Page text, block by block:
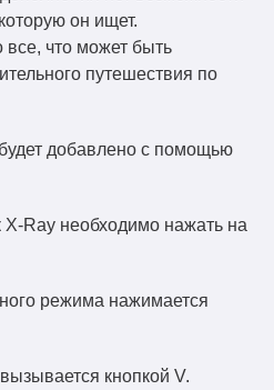
он ищет.
все, что может быть
путешествия по
добавлено с помощью
X-Ray необходимо нажать на
режима нажимается
кнопкой V.